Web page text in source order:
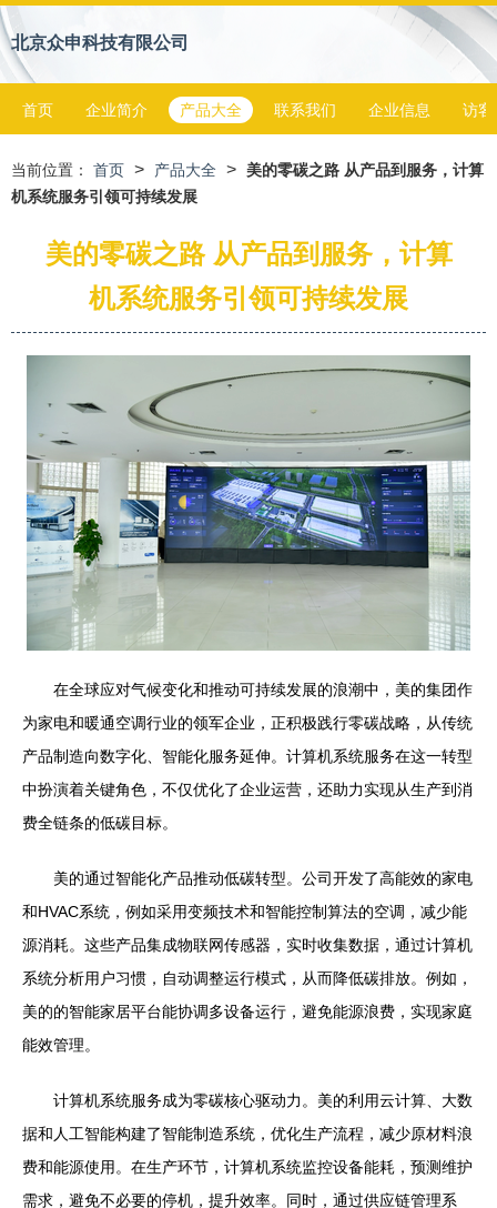
北京众申科技有限公司
首页 企业简介 产品大全 联系我们 企业信息 访客
当前位置： 首页 > 产品大全 > 美的零碳之路 从产品到服务，计算
机系统服务引领可持续发展
美的零碳之路 从产品到服务，计算
机系统服务引领可持续发展
在全球应对气候变化和推动可持续发展的浪潮中，美的集团作
为家电和暖通空调行业的领军企业，正积极践行零碳战略，从传统
产品制造向数字化、智能化服务延伸。计算机系统服务在这一转型
中扮演着关键角色，不仅优化了企业运营，还助力实现从生产到消
费全链条的低碳目标。
美的通过智能化产品推动低碳转型。公司开发了高能效的家电
和HVAC系统，例如采用变频技术和智能控制算法的空调，减少能
源消耗。这些产品集成物联网传感器，实时收集数据，通过计算机
系统分析用户习惯，自动调整运行模式，从而降低碳排放。例如，
美的的智能家居平台能协调多设备运行，避免能源浪费，实现家庭
能效管理。
计算机系统服务成为零碳核心驱动力。美的利用云计算、大数
据和人工智能构建了智能制造系统，优化生产流程，减少原材料浪
费和能源使用。在生产环节，计算机系统监控设备能耗，预测维护
需求，避免不必要的停机，提升效率。同时，通过供应链管理系